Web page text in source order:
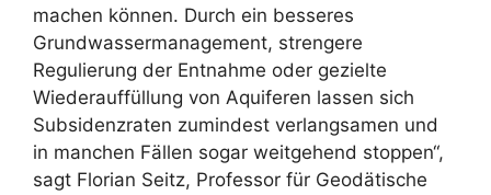
machen können. Durch ein besseres
Grundwassermanagement, strengere
Regulierung der Entnahme oder gezielte
Wiederauffüllung von Aquiferen lassen sich
Subsidenzraten zumindest verlangsamen und
in manchen Fällen sogar weitgehend stoppen“,
sagt Florian Seitz, Professor für Geodätische